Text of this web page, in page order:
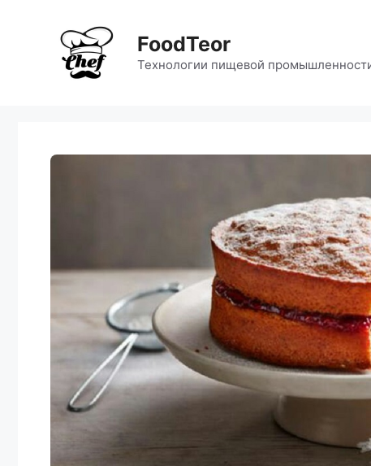
содержимому
FoodTeor
Технологии пищевой